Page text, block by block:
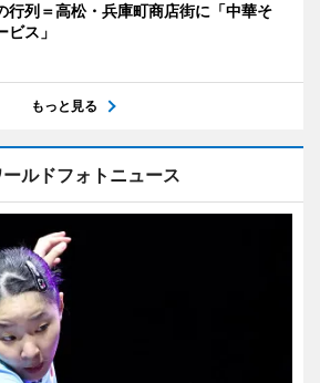
行列＝高松・兵庫町商店街に「中華そ
ビス」
もっと見る
ールドフォトニュース